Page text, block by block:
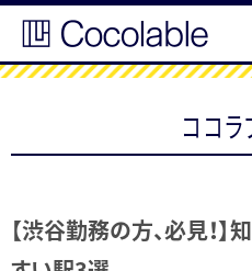
ココ
【渋谷勤務の方、必見！】